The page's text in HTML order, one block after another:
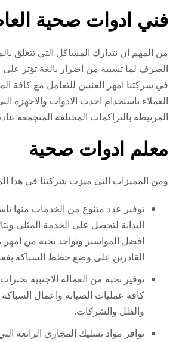
فني ادوات صحية
من المهم ان نتدارك المشاكل التي تتعلق
الصرف لما تسببة من اضرار بالغة تؤثر على
في شركتنا امهر الفنيين للتعامل مع كافة
العملاء باستخدام احدث الادوات والاجهزة
المرتبطة بالتراكمات المختلفة المتجمعة
معلم ادوات صحية
ومن المميزات التي ميزت شركتنا في هذا
توفير عدد متنوع من الخدمات منها
البداية لتحصل على الخدمة المثلى
افضل المواسير وتواجد نخبة من امهر
القادرين على وضع خطط السباكة
توفير نخبة من العمالة الاجنبية
كافة عمليات الصيانة واعمال
والفلل والشركات.
توافر مواد تسليك المجاري الرائعة